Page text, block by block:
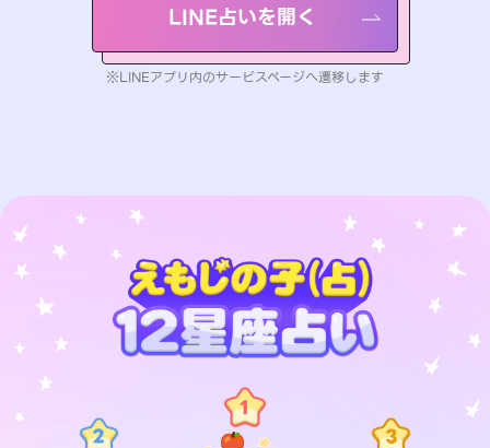
LINE占いを開く
※LINEアプリ内のサービスページへ遷移します